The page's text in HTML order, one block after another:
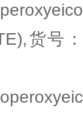
货号